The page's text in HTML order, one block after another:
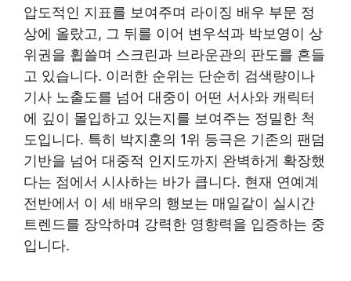
압도적인 지표를 보여주며 라이징 배우 부문 정
상에 올랐고, 그 뒤를 이어 변우석과 박보영이 상
위권을 휩쓸며 스크린과 브라운관의 판도를 흔들
고 있습니다. 이러한 순위는 단순히 검색량이나
기사 노출도를 넘어 대중이 어떤 서사와 캐릭터
에 깊이 몰입하고 있는지를 보여주는 정밀한 척
도입니다. 특히 박지훈의 1위 등극은 기존의 팬덤
기반을 넘어 대중적 인지도까지 완벽하게 확장했
다는 점에서 시사하는 바가 큽니다. 현재 연예계
전반에서 이 세 배우의 행보는 매일같이 실시간
트렌드를 장악하며 강력한 영향력을 입증하는 중
입니다.